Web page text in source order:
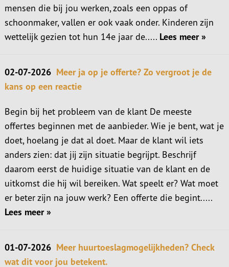
mensen die bij jou werken, zoals een oppas of
schoonmaker, vallen er ook vaak onder. Kinderen zijn
wettelijk gezien tot hun 14e jaar de..... Lees meer »
02-07-2026 Meer ja op je offerte? Zo vergroot je de
kans op een reactie
Begin bij het probleem van de klant De meeste
offertes beginnen met de aanbieder. Wie je bent, wat je
doet, hoelang je dat al doet. Maar de klant wil iets
anders zien: dat jij zijn situatie begrijpt. Beschrijf
daarom eerst de huidige situatie van de klant en de
uitkomst die hij wil bereiken. Wat speelt er? Wat moet
er beter zijn na jouw werk? Een offerte die begint.....
Lees meer »
01-07-2026 Meer huurtoeslagmogelijkheden? Check
wat dit voor jou betekent.